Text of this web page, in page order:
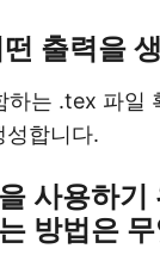
출력을
하는 .tex 파일
성합니다.
사용하기
방법은